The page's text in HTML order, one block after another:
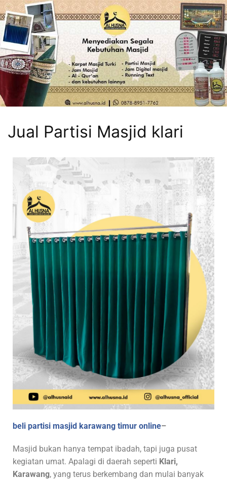
Jual Partisi Masjid klari
beli partisi masjid karawang timur online–
Masjid bukan hanya tempat ibadah, tapi juga pusat
kegiatan umat. Apalagi di daerah seperti Klari,
Karawang, yang terus berkembang dan mulai banyak